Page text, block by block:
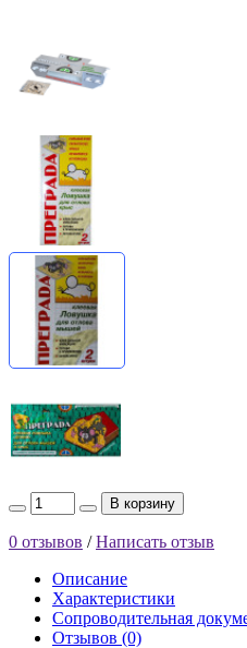
В корзину
0 отзывов /Написать отзыв
Описание
Характеристики
Сопроводительная
Отзывов (0)